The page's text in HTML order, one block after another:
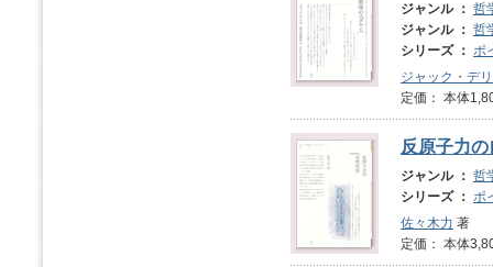
ジャンル ： 哲
ジャンル ： 哲
シリーズ ： ポ
ジャック・デ
定価： 本体
反原子力
ジャンル ： 哲
シリーズ ： ポ
佐々木力 著
定価： 本体